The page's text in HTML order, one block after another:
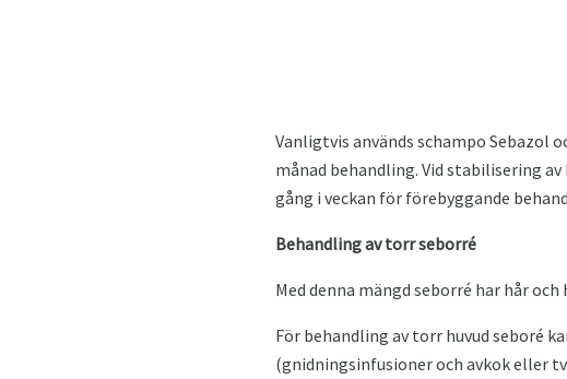
Vanligtvis används schampo Sebazol
månad behandling. Vid stabilisering
gång i veckan för förebyggande
Behandling av torr seborré
Med denna mängd seborré har hår
För behandling av torr huvud seboré
(gnidningsinfusioner och avkok eller